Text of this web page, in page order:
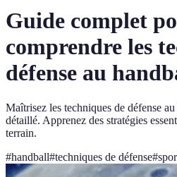
Guide complet
comprendre les
défense au
Maîtrisez les techniques de défense
détaillé. Apprenez des stratégies
terrain.
#handball#techniques de défense#